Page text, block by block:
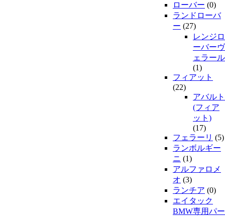
ローバー (0)
ランドローバ
ー (27)
レンジロ
ーバーヴ
ェラール
(1)
フィアット
(22)
アバルト
(フィア
ット)
(17)
フェラーリ (5)
ランボルギー
ニ (1)
アルファロメ
オ (3)
ランチア (0)
エイタック
BMW専用パー